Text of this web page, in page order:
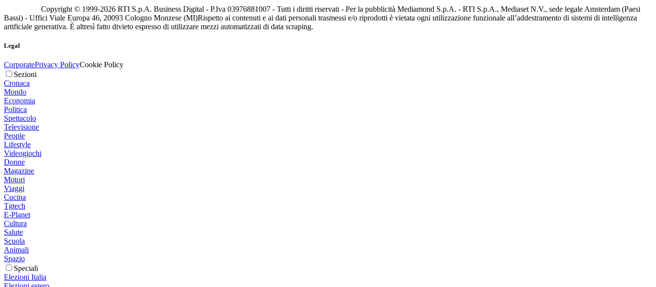
Copyright © 1999-2026 RTI S.p.A. Business Digital - P.Iva 03976881007 - Tutti i diritti riservati - Per la pubblicità Mediamond S.p.A. - RTI S.p.A., Mediaset N.V., sede legale Amsterdam (Paesi
Bassi) - Uffici Viale Europa 46, 20093 Cologno Monzese (MI)Rispetto ai contenuti e ai dati personali trasmessi e/o riprodotti è vietata ogni utilizzazione funzionale all’addestramento di sistemi di intelligenza
artificiale generativa. È altresì fatto divieto espresso di utilizzare mezzi automatizzati di data scraping.
Legal
CorporatePrivacy PolicyCookie Policy
Sezioni
Cronaca
Mondo
Economia
Politica
Spettacolo
Televisione
People
Lifestyle
Videogiochi
Donne
Magazine
Motori
Viaggi
Cucina
Tgtech
E-Planet
Cultura
Salute
Scuola
Animali
Spazio
Speciali
Elezioni Italia